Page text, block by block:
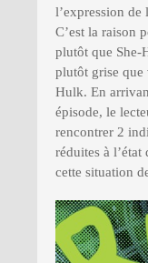
l’expression
C’est la raison
plutôt que She-
plutôt grise que
Hulk. En
épisode, le
rencontrer 2
réduites à
cette situation